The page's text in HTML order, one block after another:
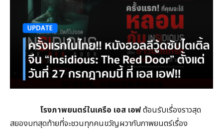
โรงภาพยนตร์ในเครือ เอส เอฟต้อนรับเรื่องราวสุด
สยองบทสุดท้ายที่จะชวนทุกคนขวัญผวากับภาพยนตร์เรื่อง